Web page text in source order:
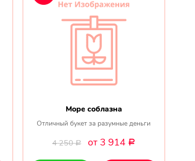
Море соблазна
Отличный букет за разумные деньги
4 250Р от 3 914 Р